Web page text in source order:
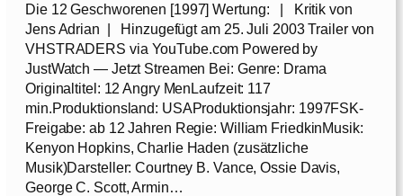
Die 12 Geschworenen [1997] Wertung: | Kritik von
Jens Adrian | Hinzugefügt am 25. Juli 2003 Trailer von
VHSTRADERS via YouTube.com Powered by
JustWatch — Jetzt Streamen Bei: Genre: Drama
Originaltitel: 12 Angry MenLaufzeit: 117
min.Produktionsland: USAProduktionsjahr: 1997FSK-
Freigabe: ab 12 Jahren Regie: William FriedkinMusik:
Kenyon Hopkins, Charlie Haden (zusätzliche
Musik)Darsteller: Courtney B. Vance, Ossie Davis,
George C. Scott, Armin…